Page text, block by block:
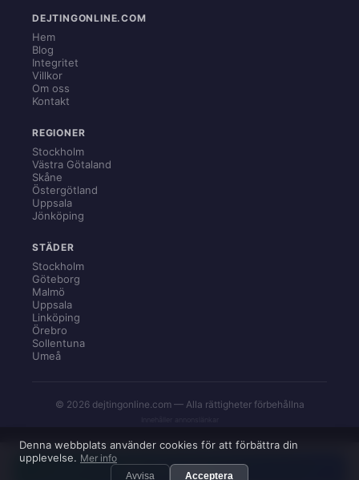
Hitta min match → →
DEJTINGONLINE.COM
Hem
Blog
Integritet
Villkor
Om oss
Kontakt
REGIONER
Stockholm
Västra Götaland
Skåne
Östergötland
Uppsala
Jönköping
STÄDER
Stockholm
Göteborg
Malmö
Uppsala
Linköping
Örebro
Sollentuna
Umeå
© 2026 dejtingonline.com — Alla rättigheter förbehållna
Denna webbplats använder cookies för att förbättra din
upplevelse. Mer info
Avvisa Acceptera